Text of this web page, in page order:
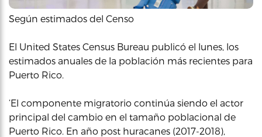
Según estimados del Censo
El United States Census Bureau publicó el lunes, los
estimados anuales de la población más recientes para
Puerto Rico.
‘El componente migratorio continúa siendo el actor
principal del cambio en el tamaño poblacional de
Puerto Rico. En año post huracanes (2017-2018),